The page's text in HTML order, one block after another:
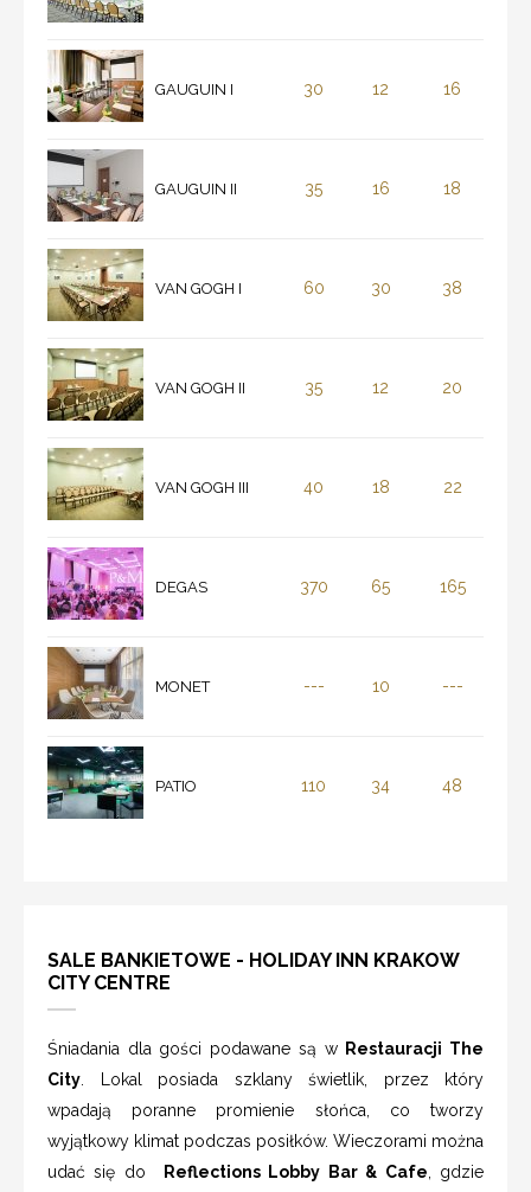
GAUGUIN I 30 12 16
GAUGUIN II 35 16 18
VAN GOGH I 60 30 38
VAN GOGH II 35 12 20
VAN GOGH III 40 18 22
DEGAS 370 65 165
MONET --- 10 ---
PATIO 110 34 48
SALE BANKIETOWE - HOLIDAY INN KRAKOW
CITY CENTRE
Śniadania dla gości podawane są w Restauracji The
City . Lokal posiada szklany świetlik, przez który
wpadają poranne promienie słońca, co tworzy
wyjątkowy klimat podczas posiłków. Wieczorami można
udać się do
Reflections Lobby Bar & Cafe , gdzie